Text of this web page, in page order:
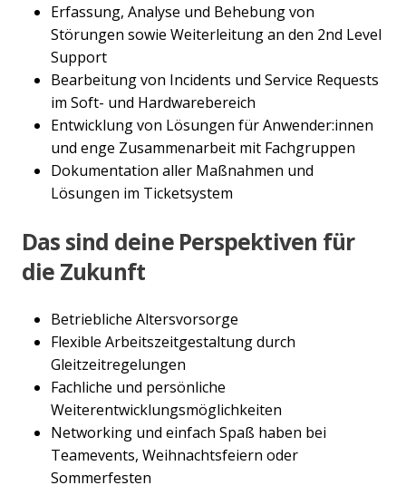
Erfassung, Analyse und Behebung von
Störungen sowie Weiterleitung an den 2nd Level
Support
Bearbeitung von Incidents und Service Requests
im Soft- und Hardwarebereich
Entwicklung von Lösungen für Anwender:innen
und enge Zusammenarbeit mit Fachgruppen
Dokumentation aller Maßnahmen und
Lösungen im Ticketsystem
Das sind deine Perspektiven für
die Zukunft
Betriebliche Altersvorsorge
Flexible Arbeitszeitgestaltung durch
Gleitzeitregelungen
Fachliche und persönliche
Weiterentwicklungsmöglichkeiten
Networking und einfach Spaß haben bei
Teamevents, Weihnachtsfeiern oder
Sommerfesten